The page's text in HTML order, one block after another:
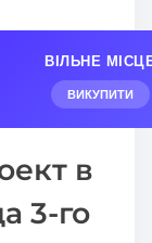
ВІЛЬНЕ
ВИКУПИТИ
в
3-го